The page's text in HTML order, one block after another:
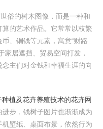
俗的树木图像，而是一种和
的艺术作品。它常常以枝繁
、铜钱等元素，寓意“财路
家居遮挡、贸易空间打发，
主们对金钱和幸福生涯的向
植及花卉养殖技术的花卉网
步，钱树子图片也渐渐成为
壁纸、桌面布景，依然行为